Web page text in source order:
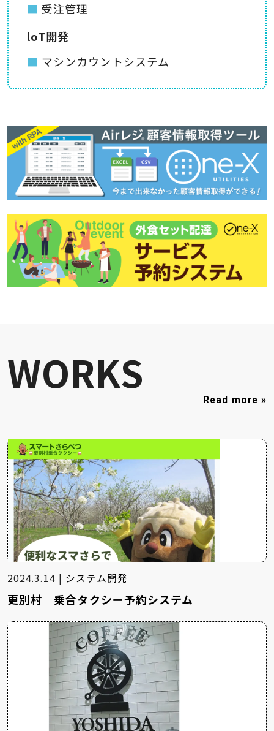
受注管理
loT開発
マシンカウントシステム
WORKS
Read more »
2024.3.14 | システム開発
更別村 乗合タクシー予約システム